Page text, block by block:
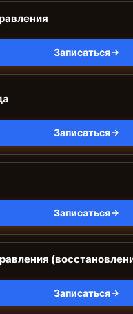
Записаться
Записаться
Записаться
Записаться